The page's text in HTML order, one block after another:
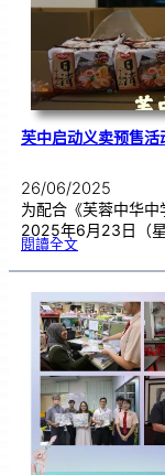
挑
战
马
纪
录
大
全
芙中启动义卖预售
26/06/2025
为配合《芙蓉中华
2025年6月23日（
閱讀全文:芙
动
卖
预
售
活
动
|家
长
会
全
力
支
持
华
教
发
展